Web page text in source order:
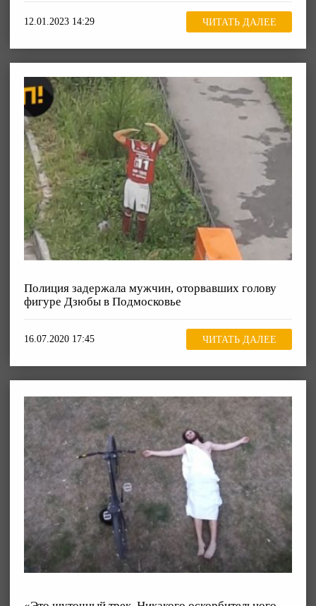
12.01.2023 14:29 ЧИТАТЬ ДАЛЕЕ
Полиция задержала мужчин, оторвавших голову
фигуре Дзюбы в Подмосковье
16.07.2020 17:45 ЧИТАТЬ ДАЛЕЕ